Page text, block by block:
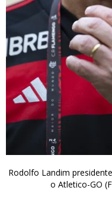
Rodolfo Landim
o Atletico-GO